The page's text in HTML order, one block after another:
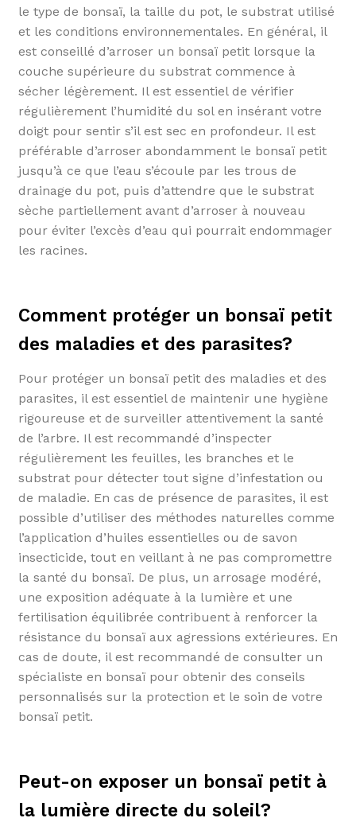
le type de bonsaï, la taille du pot, le substrat utilisé
et les conditions environnementales. En général, il
est conseillé d’arroser un bonsaï petit lorsque la
couche supérieure du substrat commence à
sécher légèrement. Il est essentiel de vérifier
régulièrement l’humidité du sol en insérant votre
doigt pour sentir s’il est sec en profondeur. Il est
préférable d’arroser abondamment le bonsaï petit
jusqu’à ce que l’eau s’écoule par les trous de
drainage du pot, puis d’attendre que le substrat
sèche partiellement avant d’arroser à nouveau
pour éviter l’excès d’eau qui pourrait endommager
les racines.
Comment protéger un bonsaï petit
des maladies et des parasites?
Pour protéger un bonsaï petit des maladies et des
parasites, il est essentiel de maintenir une hygiène
rigoureuse et de surveiller attentivement la santé
de l’arbre. Il est recommandé d’inspecter
régulièrement les feuilles, les branches et le
substrat pour détecter tout signe d’infestation ou
de maladie. En cas de présence de parasites, il est
possible d’utiliser des méthodes naturelles comme
l’application d’huiles essentielles ou de savon
insecticide, tout en veillant à ne pas compromettre
la santé du bonsaï. De plus, un arrosage modéré,
une exposition adéquate à la lumière et une
fertilisation équilibrée contribuent à renforcer la
résistance du bonsaï aux agressions extérieures. En
cas de doute, il est recommandé de consulter un
spécialiste en bonsaï pour obtenir des conseils
personnalisés sur la protection et le soin de votre
bonsaï petit.
Peut-on exposer un bonsaï petit à
la lumière directe du soleil?